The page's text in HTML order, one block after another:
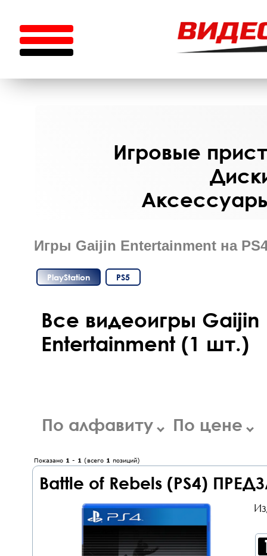
Игровые
Игры Gaijin Entertainment на
PlayStation PS5
Все видеоигры Gaijin
Entertainment (1 шт.)
По алфавиту По цене
Показано 1 - 1 (всего 1 позиций)
Battle of Rebels (PS4)